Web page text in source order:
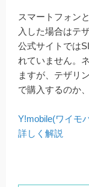
スマートフォン
入した場合はテ
公式サイトでは
れていません。
ますが、テザリ
で購入するのか
Y!mobile(ワイモ
詳しく解説